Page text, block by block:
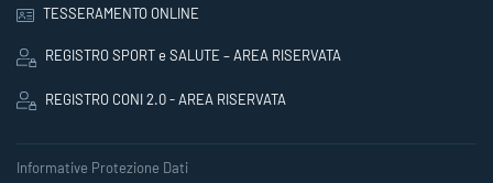
TESSERAMENTO ONLINE
REGISTRO SPORT e SALUTE – AREA RISERVATA
REGISTRO CONI 2.0 - AREA RISERVATA
Informative Protezione Dati